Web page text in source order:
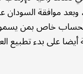
كانون الأول 2020، وبعد موافقة
لحساب خاص بمن
أيضا على بدء تطبيع